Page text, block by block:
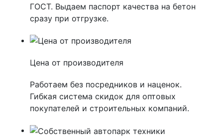
ГОСТ. Выдаем паспорт качества на бетон
сразу при отгрузке.
Цена от производителя
Работаем без посредников и наценок.
Гибкая система скидок для оптовых
покупателей и строительных компаний.